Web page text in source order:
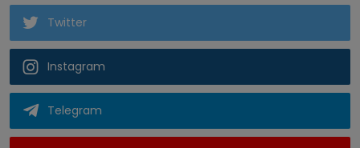
Twitter
Instagram
Telegram